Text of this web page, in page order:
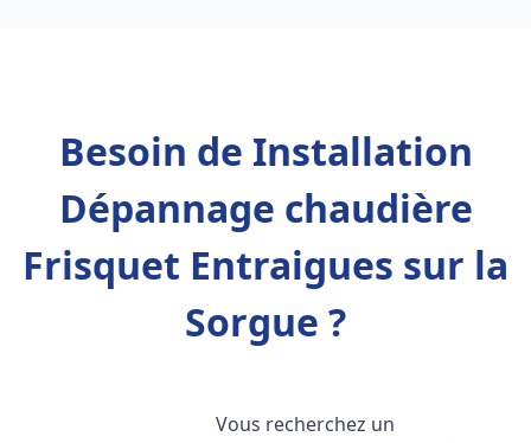
Besoin de Installation
Dépannage chaudière
Frisquet Entraigues sur la
Sorgue ?
Vous recherchez un